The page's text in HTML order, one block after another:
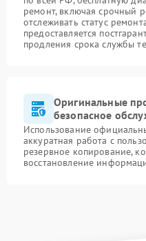
ремонт, включая срочный
отслеживать статус
предоставляется
продления срока службы
Оригинальные
безопасное
Использование
аккуратная работа с
резервное копирование,
восстановление